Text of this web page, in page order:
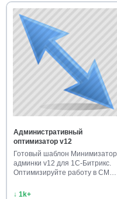
Административный
оптимизатор v12
Готовый шаблон Минимизатор
админки v12 для 1С-Битрикс.
Оптимизируйте работу в CM…
↓ 1k+